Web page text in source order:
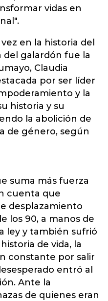
vidas en
en la historia del
del galardón fue la
Claudia
por ser líder
y la
historia y su
la abolición de
de género, según
suma más fuerza
cuenta que
desplazamiento
los 90, a manos de
ley y también sufrió
de vida, la
constante por salir
entró al
Ante la
de quienes eran